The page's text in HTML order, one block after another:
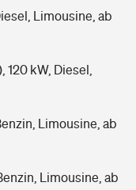
Limousine, ab
120 kW, Diesel,
Limousine, ab
Limousine, ab